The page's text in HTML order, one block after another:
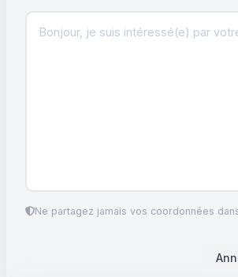
Ne partagez jamais vos coordonnées